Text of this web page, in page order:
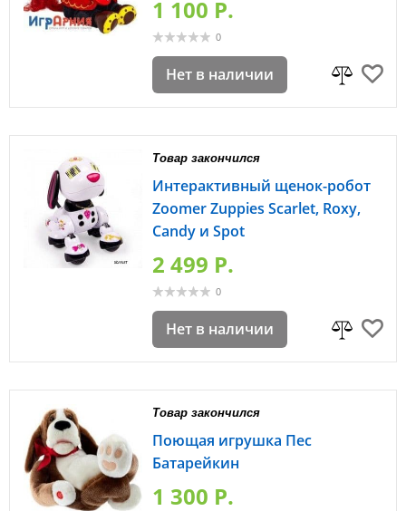
1 100 P.
0
Нет в наличии
Товар закончился
Интерактивный щенок-робот
Zoomer Zuppies Scarlet, Roxy,
Candy и Spot
2 499 P.
0
Нет в наличии
Товар закончился
Поющая игрушка Пес
Батарейкин
1 300 P.